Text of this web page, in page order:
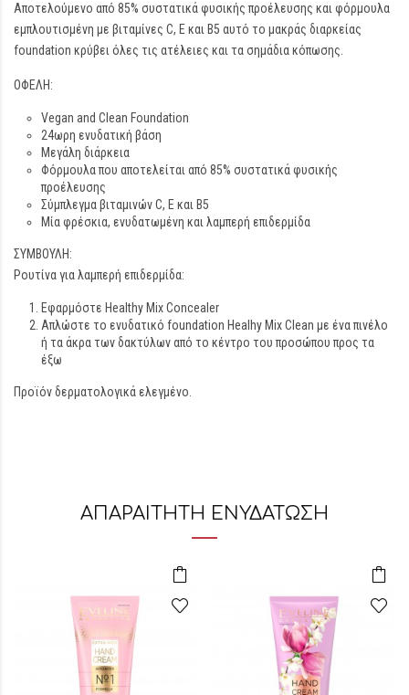
Αποτελούμενο από 85% συστατικά φυσικής προέλευσης και φόρμουλα
εμπλουτισμένη με βιταμίνες C, E και B5 αυτό το μακράς διαρκείας
foundation κρύβει όλες τις ατέλειες και τα σημάδια κόπωσης.
ΟΦΕΛΗ:
Vegan and Clean Foundation
24ωρη ενυδατική βάση
Μεγάλη διάρκεια
Φόρμουλα που αποτελείται από 85% συστατικά φυσικής
προέλευσης
Σύμπλεγμα βιταμινών C, E και B5
Μία φρέσκια, ενυδατωμένη και λαμπερή επιδερμίδα
ΣΥΜΒΟΥΛΗ:
Ρουτίνα για λαμπερή επιδερμίδα:
Εφαρμόστε Healthy Mix Concealer
Απλώστε το ενυδατικό foundation Healhy Mix Clean με ένα πινέλο
ή τα άκρα των δακτύλων από το κέντρο του προσώπου προς τα
έξω
Προϊόν δερματολογικά ελεγμένο.
ΑΠΑΡΑΙΤΗΤΗ ΕΝΥΔΑΤΩΣΗ